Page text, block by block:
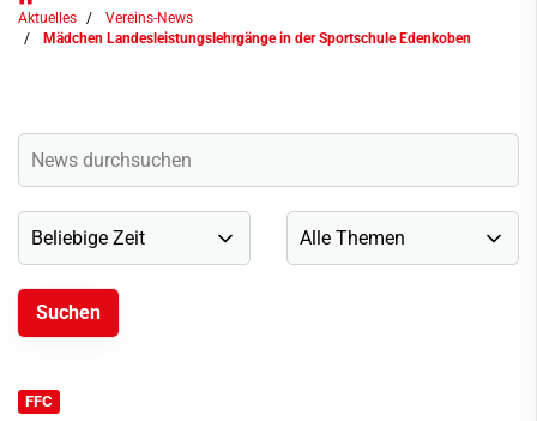
Aktuelles
Vereins-News
Mädchen Landesleistungslehrgänge in der Sportschule Edenkoben
FFC